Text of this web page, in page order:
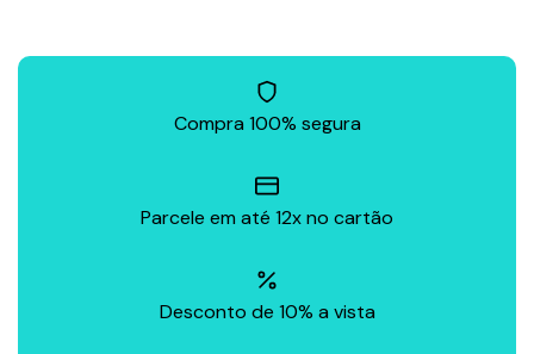
Compra 100% segura
Parcele em até 12x no cartão
Desconto de 10% a vista